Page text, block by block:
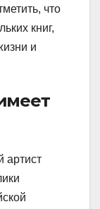
что
книг,
и
артист